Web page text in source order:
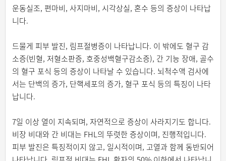
운동실조, 편마비, 사지마비, 시각상실, 혼수 등의 증상이 나타납
니다.
드물게 피부 발진, 림프절병증이 나타납니다. 이 밖에도 혈구 감
소증(빈혈, 저혈소판증, 호중성백혈구감소증), 간 기능 장애, 골수
의 혈구 포식 등의 증상이 나타날 수 있습니다. 뇌척수액 검사에
서는 단백의 증가, 단핵세포의 증가, 혈구 포식 등의 특징이 나타
납니다.
7일 이상 열이 지속되며, 자연적으로 증상이 사라지기도 합니다.
비장 비대와 간 비대는 FHL의 뚜렷한 증상이며, 진행적입니다.
피부 발진은 특징적이지 않고, 일시적이며, 고열과 함께 동반되어